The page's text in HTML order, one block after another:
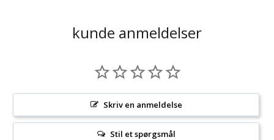
kunde anmeldelser
Skriv en anmeldelse
Stil et spørgsmål